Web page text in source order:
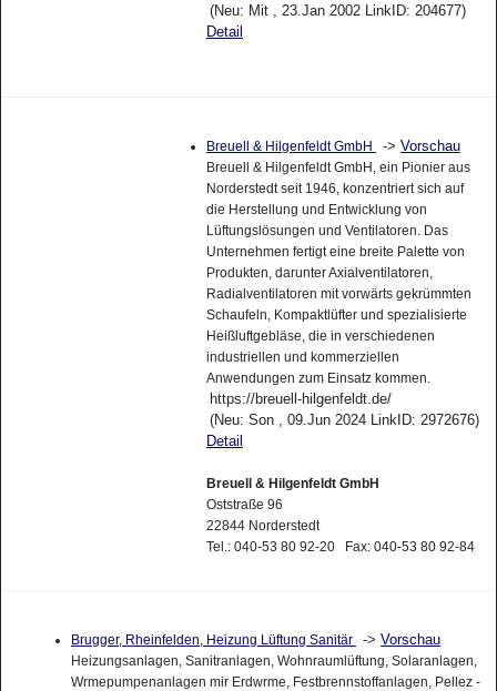
(Neu: Mit , 23.Jan 2002 LinkID: 204677)
Detail
Breuell & Hilgenfeldt GmbH -> Vorschau
Breuell & Hilgenfeldt GmbH, ein Pionier aus
Norderstedt seit 1946, konzentriert sich auf
die Herstellung und Entwicklung von
Lüftungslösungen und Ventilatoren. Das
Unternehmen fertigt eine breite Palette von
Produkten, darunter Axialventilatoren,
Radialventilatoren mit vorwärts gekrümmten
Schaufeln, Kompaktlüfter und spezialisierte
Heißluftgebläse, die in verschiedenen
industriellen und kommerziellen
Anwendungen zum Einsatz kommen.
https://breuell-hilgenfeldt.de/
(Neu: Son , 09.Jun 2024 LinkID: 2972676)
Detail
Breuell & Hilgenfeldt GmbH
Oststraße 96
22844 Norderstedt
Tel.: 040-53 80 92-20 Fax: 040-53 80 92-84
Brugger, Rheinfelden, Heizung Lüftung Sanitär -> Vorschau
Heizungsanlagen, Sanitranlagen, Wohnraumlüftung, Solaranlagen,
Wrmepumpenanlagen mir Erdwrme, Festbrennstoffanlagen, Pellez -